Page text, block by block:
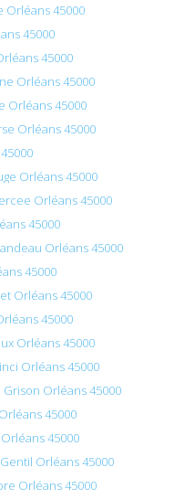
Orléans 45000
45000
45000
Orléans 45000
Orléans 45000
Orléans 45000
Orléans 45000
Orléans 45000
45000
Orléans 45000
45000
Orléans 45000
45000
Orléans 45000
Orléans 45000
Orléans 45000
45000
45000
Orléans 45000
Orléans 45000